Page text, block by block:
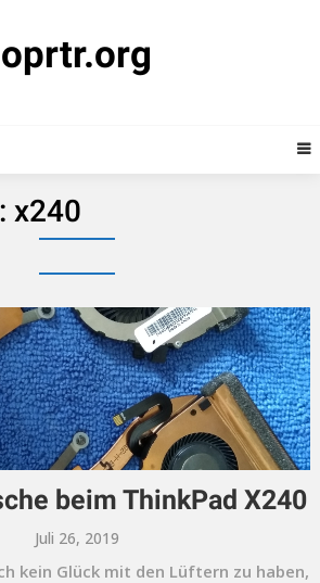
oprtr.org
x240
beim ThinkPad X240
Juli 26, 2019
kein Glück mit den Lüftern zu haben,